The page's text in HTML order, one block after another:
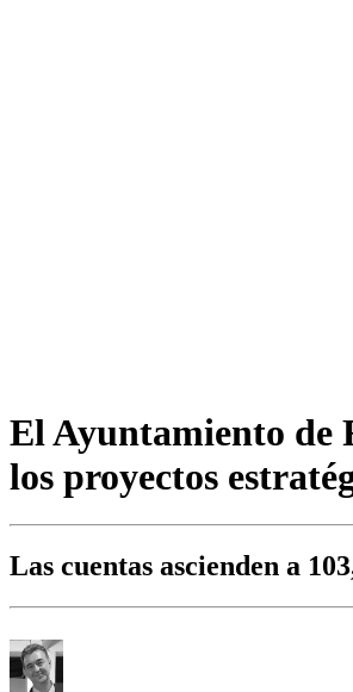
El Ayuntamiento de
los proyectos
Las cuentas ascienden a